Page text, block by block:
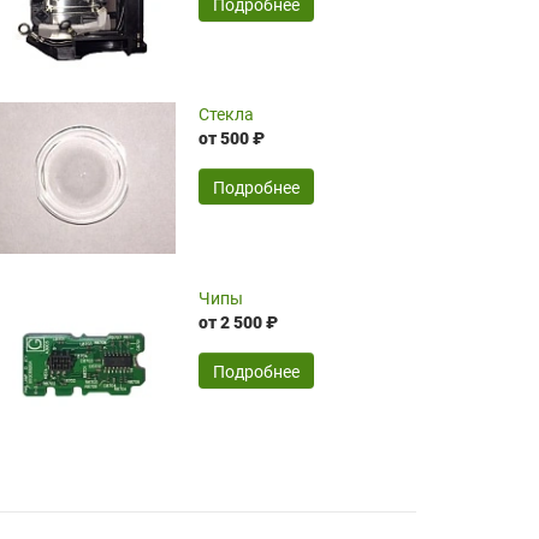
оптимизированной стоимости, чему
чрезмерно благодарны!)))
24.04.2026
широкий ассортимент ламп, как оригиналов,
так и аналогов.Быстрое оформление и
передача в доставку, приемлемые цены. Мне
понравилось.
Читать полностью
16.04.2026
Подробнее
Стекла
от 500 ₽
Подробнее
Чипы
от 2 500 ₽
Подробнее